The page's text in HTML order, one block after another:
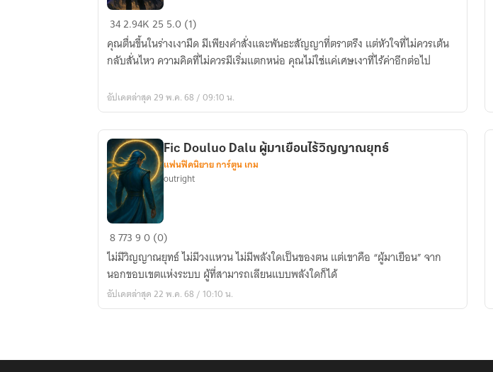
พลาด
แห่ง
กองทัพ
เงา
เกิด
ใหม่
เป็น
เงา
โลก
Leveling
342.94K25 5.0 (1)
คุณตื่นขึ้นในร่างเงามืด มีเพียงคำสั่งและพันธะสัญญาที่ตราตรึง แต่หัวใจที่ไม่ควรเต้น
กลับสั่นไหว ความคิดที่ไม่ควรมีเริ่มแตกหน่อ คุณไม่ใช่แค่เศษเงาที่ไร้ค่าอีกต่อไป
อัปเดตล่าสุด 29 พ.ค. 68 / 09:10 น.
Fic
Douluo
Dalu
ผู้
มา
Fic Douluo Dalu ผู้มาเยือนไร้วิญญาณยุทธ์
แฟนฟิคนิยาย การ์ตูน เกม
outright
877390 (0)
ไม่มีวิญญาณยุทธ์ ไม่มีวงแหวน ไม่มีพลังใดเป็นของตน แต่เขาคือ “ผู้มาเยือน” จาก
นอกขอบเขตแห่งระบบ ผู้ที่สามารถเลียนแบบพลังใดก็ได้
อัปเดตล่าสุด 22 พ.ค. 68 / 10:10 น.